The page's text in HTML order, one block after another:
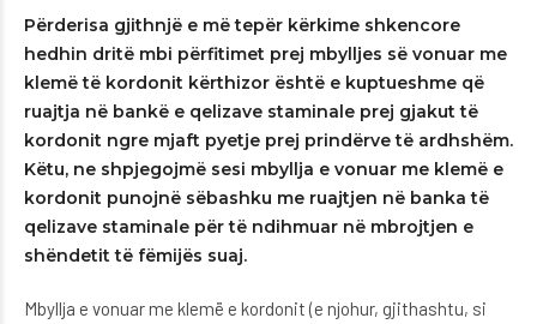
Përderisa gjithnjë e më tepër kërkime shkencore
hedhin dritë mbi përfitimet prej mbylljes së vonuar me
klemë të kordonit kërthizor është e kuptueshme që
ruajtja në bankë e qelizave staminale prej gjakut të
kordonit ngre mjaft pyetje prej prindërve të ardhshëm.
Këtu, ne shpjegojmë sesi mbyllja e vonuar me klemë e
kordonit punojnë sëbashku me ruajtjen në banka të
qelizave staminale për të ndihmuar në mbrojtjen e
shëndetit të fëmijës suaj.
Mbyllja e vonuar me klemë e kordonit (e njohur, gjithashtu, si